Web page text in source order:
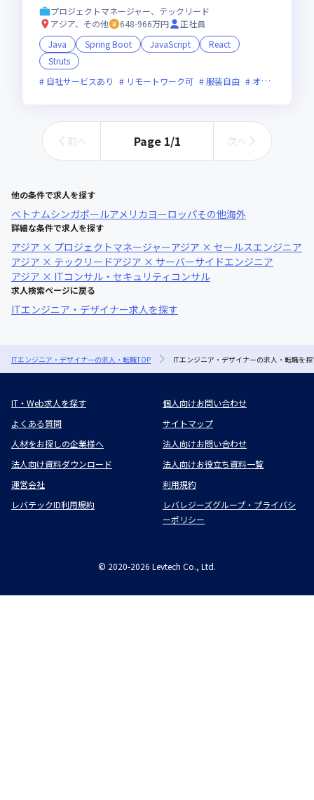
プロジェクトマネージャー、テックリード
アジア、その他
648-966万円
正社員
Java
Spring Boot JavaScript
React
Struts
自社サービスあり
リモートワーク可 服装自由 オンライン選考可
前へ Page 1/1 次へ
他の条件で求人を探す
ベトナムシンガポールアメリカ ヨーロッパその他海外
詳細な条件で求人を探す
アジア × プロジェクトマネージャーアジア × セールスエンジニア
アジア × テックリードアジア × サーバーサイドエンジニア
アジア × ITコンサル・セキュリティコンサル
求人検索ページに戻る
ITエンジニア・デザイナー求人を探す
ITエンジニア・デザイナーの求人・転職TOP ITエンジニア・デザイナーの求人・転職を
IT・Web求人を探す
個人向けお問い合わせ
よくある質問
サイトマップ
人材をお探しの企業様へ
法人向けお問い合わせ
法人向け資料ダウンロード
法人向けお役立ち資料一覧
運営会社
利用規約
レバテックID利用規約
レバレジーズグループ・プライバシ
ーポリシー
© 2020-2026 Levtech Co., Ltd.